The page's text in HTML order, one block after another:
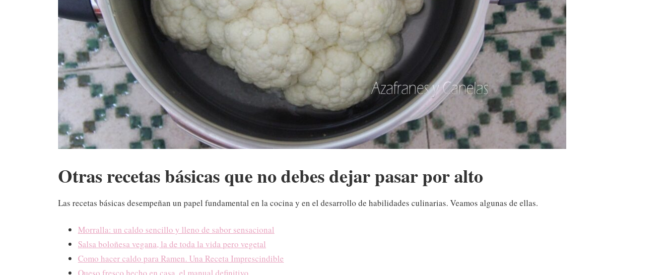
Otras recetas básicas que no debes dejar pasar por alto
Las recetas básicas desempeñan un papel fundamental en la cocina y en el desarrollo de habilidades culinarias. Veamos algunas de ellas.
Morralla: un caldo sencillo y lleno de sabor sensacional
Salsa boloñesa vegana, la de toda la vida pero vegetal
Como hacer caldo para Ramen. Una Receta Imprescindible